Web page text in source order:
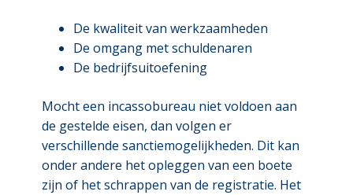
De kwaliteit van werkzaamheden
De omgang met schuldenaren
De bedrijfsuitoefening
Mocht een incassobureau niet voldoen aan
de gestelde eisen, dan volgen er
verschillende sanctiemogelijkheden. Dit kan
onder andere het opleggen van een boete
zijn of het schrappen van de registratie. Het